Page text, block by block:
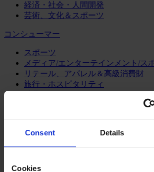
Consent Details
Cookies
経済・社会・人間開発
芸術、文化＆スポーツ
コンシューマー
スポーツ
メディア/エンターテインメント/ス
リテール、アパレル＆高級消費財
旅行・ホスピタリティ
エネルギー